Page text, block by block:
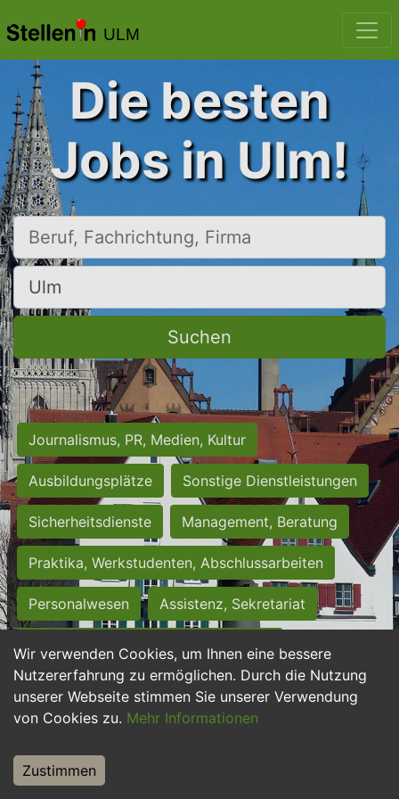
ULM
Wir verwenden Cookies, um Ihnen eine bessere
Nutzererfahrung zu ermöglichen. Durch die Nutzung
unserer Webseite stimmen Sie unserer Verwendung
von Cookies zu. Mehr Informationen
Zustimmen
Die besten
Jobs in Ulm!
Beruf, Fachrichtung, Firma
Ort, Stadt
Suchen
Journalismus, PR, Medien, Kultur
Ausbildungsplätze Sonstige Dienstleistungen
Sicherheitsdienste Management, Beratung
Praktika, Werkstudenten, Abschlussarbeiten
Personalwesen Assistenz, Sekretariat
Hilfskräfte, Aushilfs- und Nebenjobs
Einkauf, Logistik, Materialwirtschaft
Weiterbildung, Studium, duale Ausbildung
Tourismus